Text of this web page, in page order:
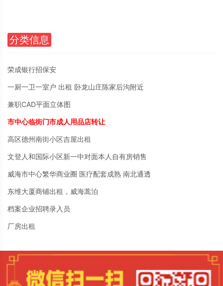
分类信息
荣成银行招保安
一厨一卫一室户 出租 卧龙山庄陈家后沟附近
兼职CAD平面立体图
市中心临街门市成人用品店转让
高区德州南街小区吉屋出租
文登人和国际小区新一中对面本人自有房销售
威海市中心繁华商业圈 医疗配套成熟 南北通透
东维大厦商铺出租，威海蒿泊
档案企业招聘录入员
厂房出租